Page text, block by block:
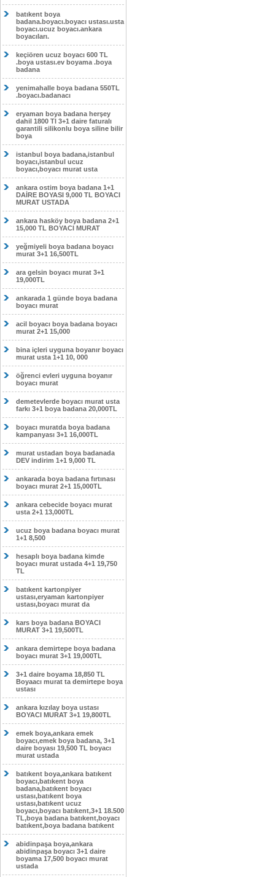
batıkent boya
badana.boyacı.boyacı ustası.usta
boyacı.ucuz boyacı.ankara
boyacıları.
keçiören ucuz boyacı 600 TL
.boya ustası.ev boyama .boya
badana
yenimahalle boya badana 550TL
.boyacı.badanacı
eryaman boya badana herşey
dahil 1800 Tl 3+1 daire faturalı
garantili silikonlu boya siline bilir
boya
istanbul boya badana,istanbul
boyacı,istanbul ucuz
boyacı,boyacı murat usta
ankara ostim boya badana 1+1
DAİRE BOYASI 9,000 TL BOYACI
MURAT USTADA
ankara hasköy boya badana 2+1
15,000 TL BOYACI MURAT
yeğmiyeli boya badana boyacı
murat 3+1 16,500TL
ara gelsin boyacı murat 3+1
19,000TL
ankarada 1 günde boya badana
boyacı murat
acil boyacı boya badana boyacı
murat 2+1 15,000
bina içleri uyguna boyanır boyacı
murat usta 1+1 10, 000
öğrenci evleri uyguna boyanır
boyacı murat
demetevlerde boyacı murat usta
farkı 3+1 boya badana 20,000TL
boyacı muratda boya badana
kampanyası 3+1 16,000TL
murat ustadan boya badanada
DEV indirim 1+1 9,000 TL
ankarada boya badana fırtınası
boyacı murat 2+1 15,000TL
ankara cebecide boyacı murat
usta 2+1 13,000TL
ucuz boya badana boyacı murat
1+1 8,500
hesaplı boya badana kimde
boyacı murat ustada 4+1 19,750
TL
batıkent kartonpiyer
ustası,eryaman kartonpiyer
ustası,boyacı murat da
kars boya badana BOYACI
MURAT 3+1 19,500TL
ankara demirtepe boya badana
boyacı murat 3+1 19,000TL
3+1 daire boyama 18,850 TL
Boyaacı murat ta demirtepe boya
ustası
ankara kızılay boya ustası
BOYACI MURAT 3+1 19,800TL
emek boya,ankara emek
boyacı,emek boya badana, 3+1
daire boyası 19,500 TL boyacı
murat ustada
batıkent boya,ankara batıkent
boyacı,batıkent boya
badana,batıkent boyacı
ustası,batıkent boya
ustası,batıkent ucuz
boyacı,boyacı batıkent,3+1 18.500
TL,boya badana batıkent,boyacı
batıkent,boya badana batıkent
abidinpaşa boya,ankara
abidinpaşa boyacı 3+1 daire
boyama 17,500 boyacı murat
ustada